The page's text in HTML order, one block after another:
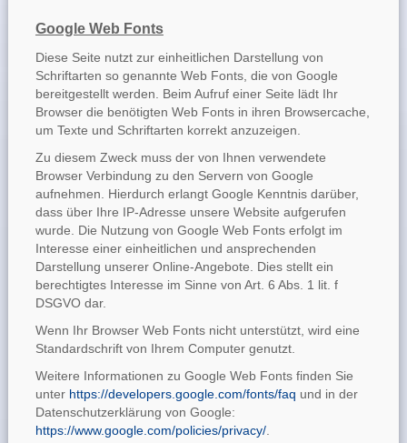
Google Web Fonts
Diese Seite nutzt zur einheitlichen Darstellung von
Schriftarten so genannte Web Fonts, die von Google
bereitgestellt werden. Beim Aufruf einer Seite lädt Ihr
Browser die benötigten Web Fonts in ihren Browsercache,
um Texte und Schriftarten korrekt anzuzeigen.
Zu diesem Zweck muss der von Ihnen verwendete
Browser Verbindung zu den Servern von Google
aufnehmen. Hierdurch erlangt Google Kenntnis darüber,
dass über Ihre IP-Adresse unsere Website aufgerufen
wurde. Die Nutzung von Google Web Fonts erfolgt im
Interesse einer einheitlichen und ansprechenden
Darstellung unserer Online-Angebote. Dies stellt ein
berechtigtes Interesse im Sinne von Art. 6 Abs. 1 lit. f
DSGVO dar.
Wenn Ihr Browser Web Fonts nicht unterstützt, wird eine
Standardschrift von Ihrem Computer genutzt.
Weitere Informationen zu Google Web Fonts finden Sie
unter https://developers.google.com/fonts/faq und in der
Datenschutzerklärung von Google:
https://www.google.com/policies/privacy/.